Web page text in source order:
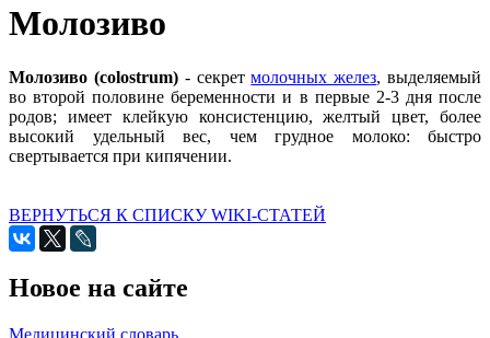
Молозиво
Молозиво (colostrum)- секретмолочных желез, выделяемый
во второй половине беременности и в первые 2-3 дня после
родов; имеет клейкую консистенцию, желтый цвет, более
высокий удельный вес, чем грудное молоко: быстро
свертывается при кипячении.
ВЕРНУТЬСЯ К СПИСКУ WIKI-СТАТЕЙ
Новое на сайте
Медицинский словарь